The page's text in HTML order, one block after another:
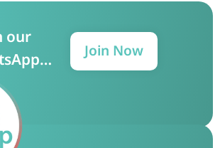
our
more
Join Now